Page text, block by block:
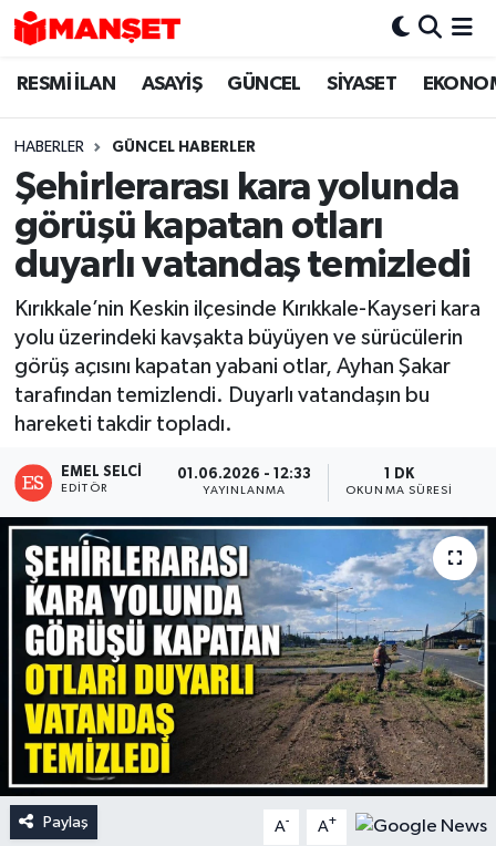
RESMİ İLAN ASAYİŞ GÜNCEL SİYASET
HABERLER GÜNCEL HABERLER
Şehirlerarası kara yolunda
görüşü kapatan otları
duyarlı vatandaş temizledi
Kırıkkale’nin Keskin ilçesinde Kırıkkale-Kayseri kara
yolu üzerindeki kavşakta büyüyen ve sürücülerin
görüş açısını kapatan yabani otlar, Ayhan Şakar
tarafından temizlendi. Duyarlı vatandaşın bu
hareketi takdir topladı.
EMEL SELCI
EDITÖR
01.06.2026 - 12:33
YAYINLANMA
1 DK
OKUNMA SÜRESI
Paylaş A- A+
Hava Durumu
Trafik Durumu
Süper Lig Puan Durumu ve Fikstür
Tüm Manşetler
Son Dakika Haberleri
Haber Arşivi